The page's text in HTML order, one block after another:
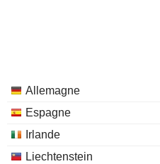
Allemagne
Espagne
Irlande
Liechtenstein